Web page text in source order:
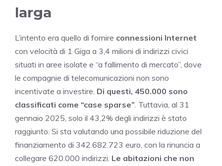
larga
L’intento era quello di fornire connessioni Internet
con velocità di 1 Giga a 3,4 milioni di indirizzi civici
situati in aree isolate e “a fallimento di mercato”, dove
le compagnie di telecomunicazioni non sono
incentivate a investire. Di questi, 450.000 sono
classificati come “case sparse” . Tuttavia, al 31
gennaio 2025, solo il 43,2% degli indirizzi è stato
raggiunto. Si sta valutando una possibile riduzione del
finanziamento di 342.682.723 euro, con la rinuncia a
collegare 620.000 indirizzi. Le abitazioni che non